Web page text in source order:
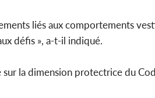
liés aux comportements
défis », a-t-il indiqué.
la dimension protectrice du